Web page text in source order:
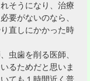
そうになり、治療
要がないのなら、
直しにかかった時
虫歯を削る医師、
るためだと思いま